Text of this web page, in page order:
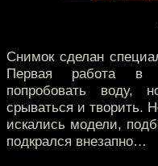
Снимок сделан
Первая работа в
попробовать воду,
срываться и творить.
искались модели,
подкрался внезапно…